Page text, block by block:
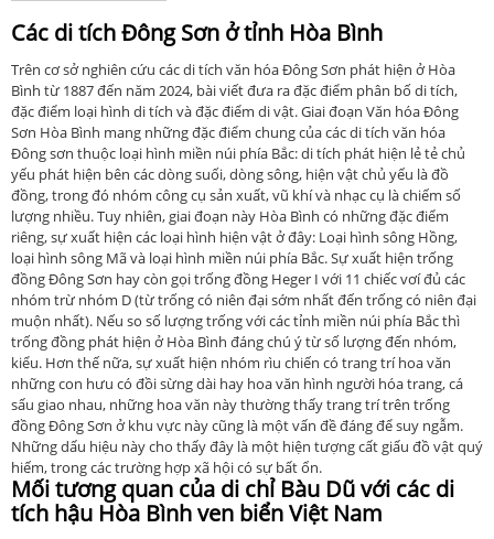
Các di tích Đông Sơn ở tỉnh Hòa Bình
Trên cơ sở nghiên cứu các di tích văn hóa Đông Sơn phát hiện ở Hòa
Bình từ 1887 đến năm 2024, bài viết đưa ra đặc điểm phân bố di tích,
đặc điểm loại hình di tích và đặc điểm di vật. Giai đoạn Văn hóa Đông
Sơn Hòa Bình mang những đặc điểm chung của các di tích văn hóa
Đông sơn thuộc loại hình miền núi phía Bắc: di tích phát hiện lẻ tẻ chủ
yếu phát hiện bên các dòng suối, dòng sông, hiện vật chủ yếu là đồ
đồng, trong đó nhóm công cụ sản xuất, vũ khí và nhạc cụ là chiếm số
lượng nhiều. Tuy nhiên, giai đoạn này Hòa Bình có những đặc điểm
riêng, sự xuất hiện các loại hình hiện vật ở đây: Loại hình sông Hồng,
loại hình sông Mã và loại hình miền núi phía Bắc. Sự xuất hiện trống
đồng Đông Sơn hay còn gọi trống đồng Heger I với 11 chiếc vơí đủ các
nhóm trừ nhóm D (từ trống có niên đại sớm nhất đến trống có niên đại
muộn nhất). Nếu so số lượng trống với các tỉnh miền núi phía Bắc thì
trống đồng phát hiện ở Hòa Bình đáng chú ý từ số lượng đến nhóm,
kiểu. Hơn thế nữa, sự xuất hiện nhóm rìu chiến có trang trí hoa văn
những con hưu có đồi sừng dài hay hoa văn hình người hóa trang, cá
sấu giao nhau, những hoa văn này thường thấy trang trí trên trống
đồng Đông Sơn ở khu vực này cũng là một vấn đề đáng để suy ngẫm.
Những dấu hiệu này cho thấy đây là một hiện tượng cất giấu đồ vật quý
hiếm, trong các trường hợp xã hội có sự bất ổn.
Mối tương quan của di chỉ Bàu Dũ với các di
tích hậu Hòa Bình ven biển Việt Nam